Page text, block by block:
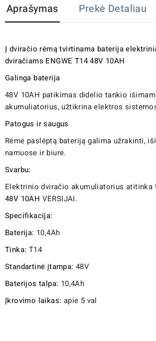
Aprašymas Prekė Detaliau
Į dviračio rėmą tvirtinama baterija
dviračiams ENGWE T14 48V 10AH
Galinga baterija
48V 10AH patikimas didelio tankio
akumuliatorius, užtikrina elektros
Patogus ir saugus
Rėme paslėptą bateriją galima užrakinti,
namuose ir biure.
Svarbu:
Elektrinio dviračio akumuliatorius atitinka
48V 10AH VERSIJAI.
Specifikacija:
Baterija: 10,4Ah
Tinka: T14
Standartinė įtampa: 48V
Baterijos talpa: 10,4Ah
Įkrovimo laikas: apie 5 val